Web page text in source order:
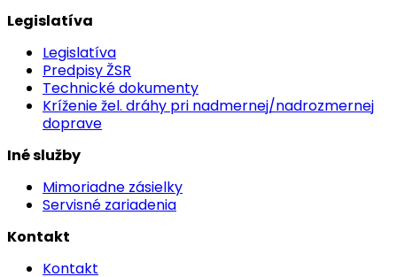
Legislatíva
Legislatíva
Predpisy ŽSR
Technické dokumenty
Kríženie žel. dráhy pri nadmernej/nadrozmernej
doprave
Iné služby
Mimoriadne zásielky
Servisné zariadenia
Kontakt
Kontakt